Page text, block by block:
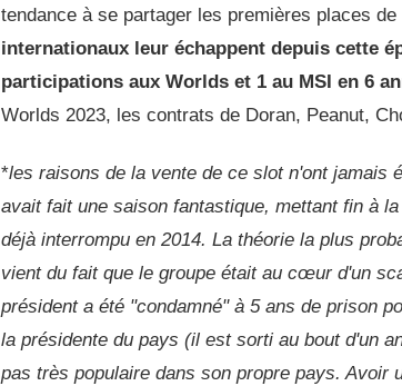
tendance à se partager les premières places
internationaux leur échappent depuis cette
participations aux Worlds et 1 au MSI en 6
Worlds 2023, les contrats de Doran, Peanut,
*les raisons de la vente de ce slot n'ont jamais
avait fait une saison fantastique, mettant fin à
déjà interrompu en 2014. La théorie la plus
vient du fait que le groupe était au cœur d'un
président a été "condamné" à 5 ans de prison
la présidente du pays (il est sorti au bout d'un
pas très populaire dans son propre pays. Avoir